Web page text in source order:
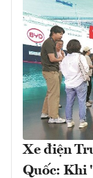
Xe điện
Quốc: Khi